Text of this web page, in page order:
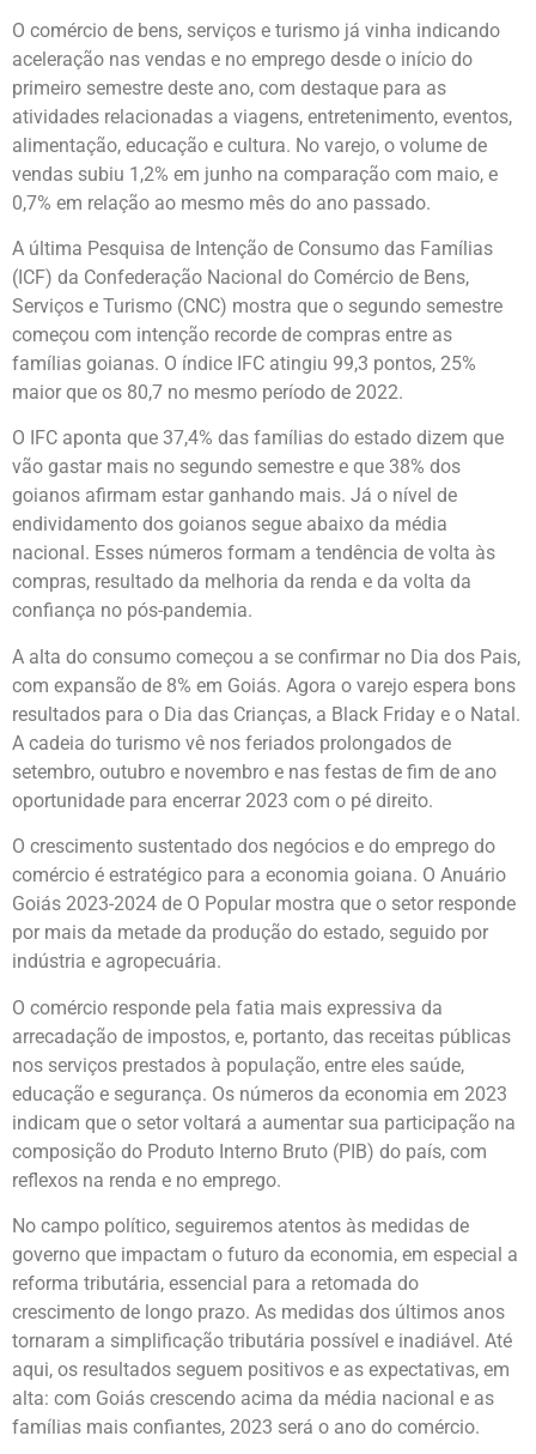
O comércio de bens, serviços e turismo já vinha indicando
aceleração nas vendas e no emprego desde o início do
primeiro semestre deste ano, com destaque para as
atividades relacionadas a viagens, entretenimento, eventos,
alimentação, educação e cultura. No varejo, o volume de
vendas subiu 1,2% em junho na comparação com maio, e
0,7% em relação ao mesmo mês do ano passado.
A última Pesquisa de Intenção de Consumo das Famílias
(ICF) da Confederação Nacional do Comércio de Bens,
Serviços e Turismo (CNC) mostra que o segundo semestre
começou com intenção recorde de compras entre as
famílias goianas. O índice IFC atingiu 99,3 pontos, 25%
maior que os 80,7 no mesmo período de 2022.
O IFC aponta que 37,4% das famílias do estado dizem que
vão gastar mais no segundo semestre e que 38% dos
goianos afirmam estar ganhando mais. Já o nível de
endividamento dos goianos segue abaixo da média
nacional. Esses números formam a tendência de volta às
compras, resultado da melhoria da renda e da volta da
confiança no pós-pandemia.
A alta do consumo começou a se confirmar no Dia dos Pais,
com expansão de 8% em Goiás. Agora o varejo espera bons
resultados para o Dia das Crianças, a Black Friday e o Natal.
A cadeia do turismo vê nos feriados prolongados de
setembro, outubro e novembro e nas festas de fim de ano
oportunidade para encerrar 2023 com o pé direito.
O crescimento sustentado dos negócios e do emprego do
comércio é estratégico para a economia goiana. O Anuário
Goiás 2023-2024 de O Popular mostra que o setor responde
por mais da metade da produção do estado, seguido por
indústria e agropecuária.
O comércio responde pela fatia mais expressiva da
arrecadação de impostos, e, portanto, das receitas públicas
nos serviços prestados à população, entre eles saúde,
educação e segurança. Os números da economia em 2023
indicam que o setor voltará a aumentar sua participação na
composição do Produto Interno Bruto (PIB) do país, com
reflexos na renda e no emprego.
No campo político, seguiremos atentos às medidas de
governo que impactam o futuro da economia, em especial a
reforma tributária, essencial para a retomada do
crescimento de longo prazo. As medidas dos últimos anos
tornaram a simplificação tributária possível e inadiável. Até
aqui, os resultados seguem positivos e as expectativas, em
alta: com Goiás crescendo acima da média nacional e as
famílias mais confiantes, 2023 será o ano do comércio.